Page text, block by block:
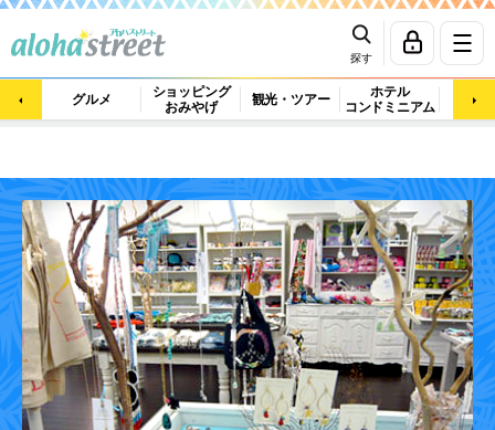
探す
グルメ
ショッピング
おみやげ
観光・ツアー
ホテル
コンドミニアム
マッ